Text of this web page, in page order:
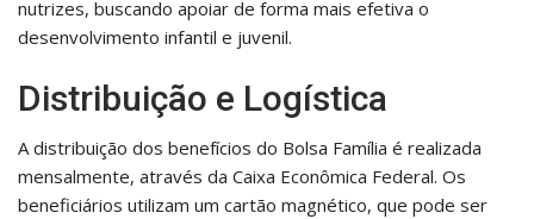
nutrizes, buscando apoiar de forma mais efetiva o
desenvolvimento infantil e juvenil.
Distribuição e Logística
A distribuição dos benefícios do Bolsa Família é realizada
mensalmente, através da Caixa Econômica Federal. Os
beneficiários utilizam um cartão magnético, que pode ser